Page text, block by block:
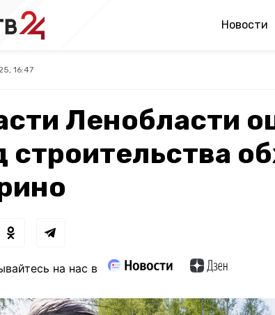
Новости
16:47
Ленобласти
строительства
на нас в